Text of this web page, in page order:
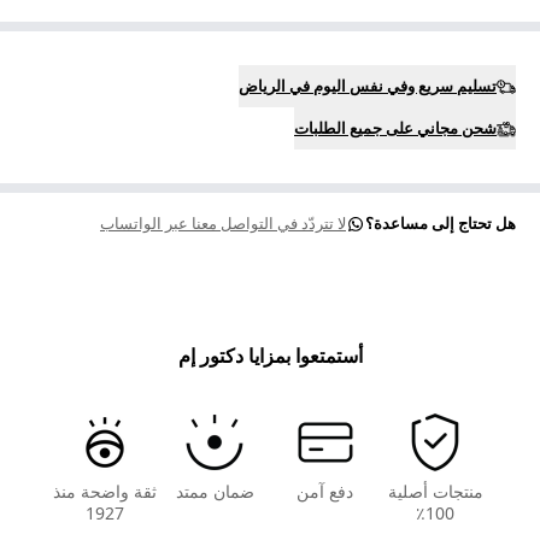
تسليم سريع وفي نفس اليوم في الرياض
شحن مجاني على جميع الطلبات
هل تحتاج إلى مساعدة؟ لا تتردّد في التواصل معنا عبر الواتساب
أستمتعوا بمزايا دكتور إم
منتجات أصلية
100٪
دفع آمن ضمان ممتد
ثقة واضحة منذ
1927